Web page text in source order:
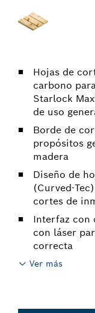
Hojas de
carbono
Starlock
de uso
Borde de
propósitos
madera
Diseño de
(Curved-
cortes de
Interfaz con
con láser
correcta
Ver más